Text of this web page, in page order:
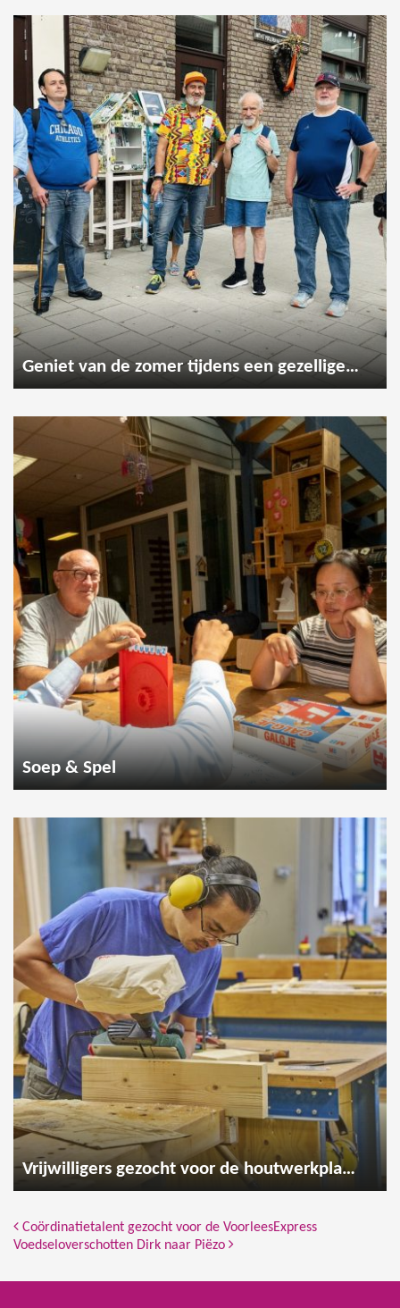
Geniet van de zomer tijdens een gezellige wandeling
Soep & Spel
Vrijwilligers gezocht voor de houtwerkplaats
Bericht Navigatie
Coördinatietalent gezocht voor de VoorleesExpress
Voedseloverschotten Dirk naar Piëzo